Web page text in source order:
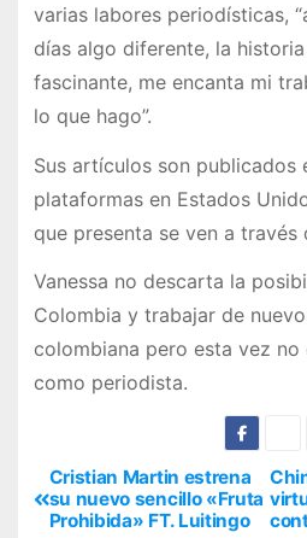
varias labores periodísticas,
días algo diferente, la
fascinante, me encanta mi
lo que hago”.
Sus artículos son publicados
plataformas en Estados
que presenta se ven a través
Vanessa no descarta la
Colombia y trabajar de
colombiana pero esta vez
como periodista.
Cristian Martin estrena
su nuevo sencillo «Fruta
Prohibida» FT. Luitingo